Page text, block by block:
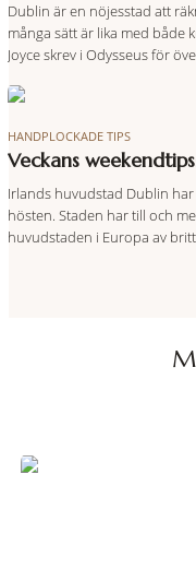
Dublin är en nöjesstad att
många sätt är lika med både
Joyce skrev i Odysseus för
HANDPLOCKADE TIPS
Veckans
Irlands huvudstad Dublin
hösten. Staden har till och
huvudstaden i Europa av